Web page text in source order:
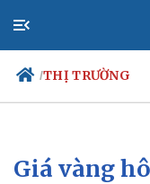
/THỊ TRƯỜNG
Chính trị
Giá vàng